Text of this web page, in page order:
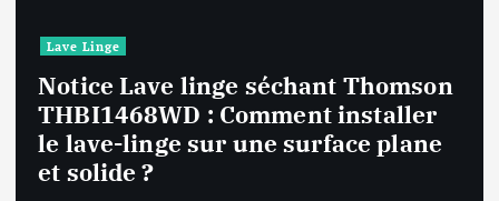
Lave Linge
Notice Lave linge F94841WH LG
F94841WH : Que faire si la
affiche une erreur inconnue ?